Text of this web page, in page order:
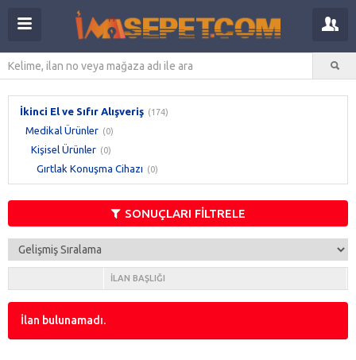
İkinci El ve Sıfır Alışveriş (174)
Medikal Ürünler (0)
Kişisel Ürünler (0)
Gırtlak Konuşma Cihazı (0)
SONUÇLARI FİLTRELE
İLAN BAŞLIĞI
İlan bulunamadı.